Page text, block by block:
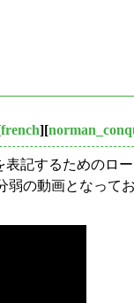
french][
記するためのロ
弱の動画となって